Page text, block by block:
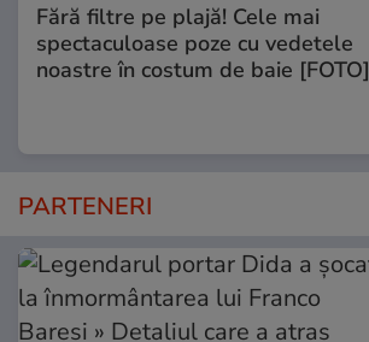
Fără filtre pe plajă! Cele mai
spectaculoase poze cu vedetele
noastre în costum de baie [FOTO]
PARTENERI